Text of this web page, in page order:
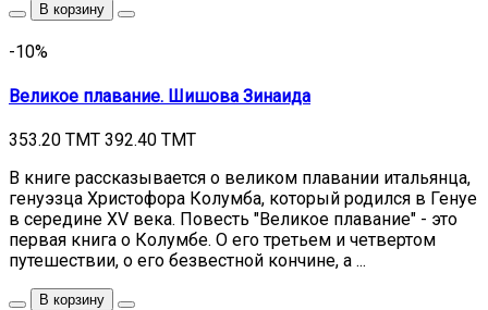
В корзину
-10%
Великое плавание. Шишова Зинаида
353.20 TMT 392.40 TMT
В книге рассказывается о великом плавании итальянца,
генуэзца Христофора Колумба, который родился в Генуе
в середине XV века. Повесть "Великое плавание" - это
первая книга о Колумбе. О его третьем и четвертом
путешествии, о его безвестной кончине, а ...
В корзину